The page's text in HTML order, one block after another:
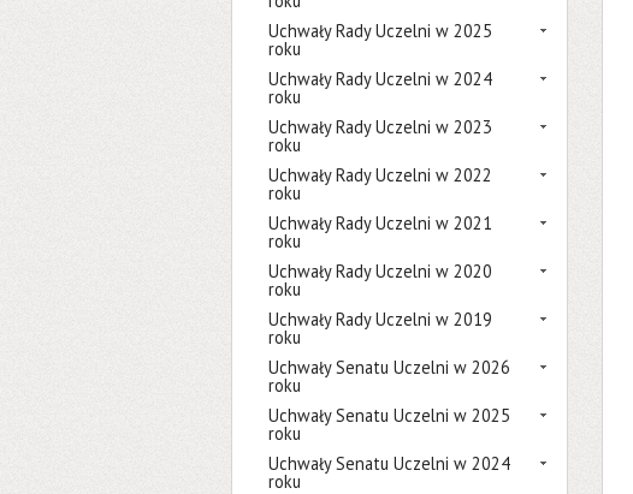
Uchwały Rady Uczelni w 2025
roku
Uchwały Rady Uczelni w 2024
roku
Uchwały Rady Uczelni w 2023
roku
Uchwały Rady Uczelni w 2022
roku
Uchwały Rady Uczelni w 2021
roku
Uchwały Rady Uczelni w 2020
roku
Uchwały Rady Uczelni w 2019
roku
Uchwały Senatu Uczelni w 2026
roku
Uchwały Senatu Uczelni w 2025
roku
Uchwały Senatu Uczelni w 2024
roku